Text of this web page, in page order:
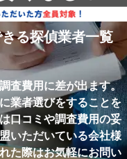
る探偵業者一覧
査費用に差が出ます。
業者選びをすることを
口コミや調査費用の妥
いただいている会社様
た際はお気軽にお問い